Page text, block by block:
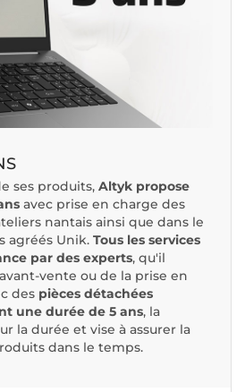
ses produits, Altyk propose
avec prise en charge des
nantais ainsi que dans le
agréés Unik. Tous les services
par des experts, qu'il
vente ou de la prise en
des pièces détachées
une durée de 5 ans, la
la durée et vise à assurer la
dans le temps.